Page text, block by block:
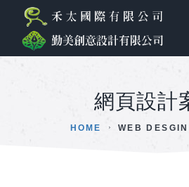
網頁設計
HOME WEB